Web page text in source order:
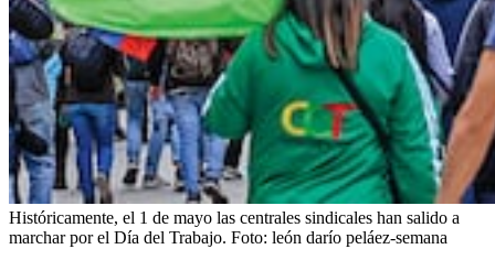
Históricamente, el 1 de mayo las centrales sindicales han salido a
marchar por el Día del Trabajo. Foto: león darío peláez-semana